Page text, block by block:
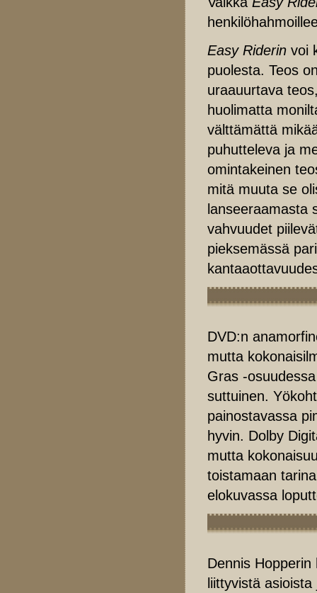
Easy Riderin voi
puolesta. Teos
uraauurtava
huolimatta
välttämättä
puhutteleva ja
omintakeinen
mitä muuta se
lanseeraamasta
vahvuudet
pieksemässä
DVD:n
mutta
Gras -
suttuinen.
painostavassa
hyvin. Dolby
mutta
toistamaan
elokuvassa
Dennis Hopperin
liittyvistä